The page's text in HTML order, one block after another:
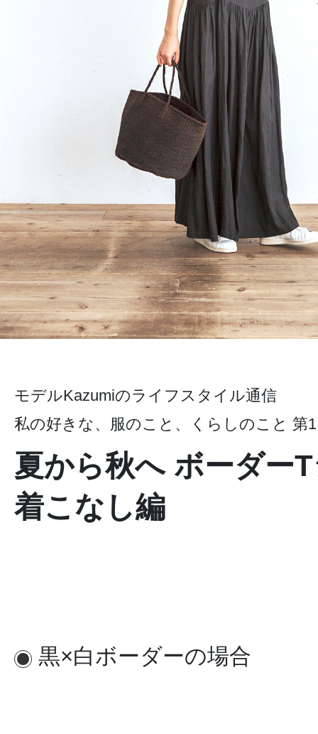
モデルKazumiのライフスタイル通信
私の好きな、服のこと、くらしのこと 第
夏から秋へ ボーダー
着こなし編
黒×白ボーダーの場合